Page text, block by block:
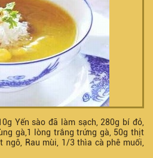
Yến sào đã làm sạch, 280g bí đỏ,
gà,1 lòng trắng trứng gà, 50g thịt
ngô, Rau mùi, 1/3 thìa cà phê muối,